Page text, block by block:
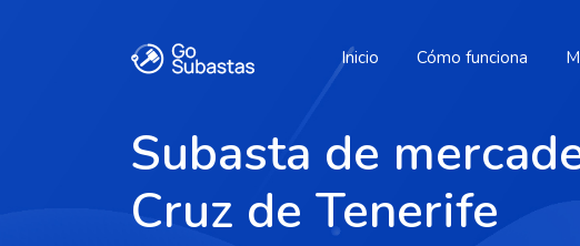
Inicio Cómo funciona
Subasta de
Cruz de Tenerife